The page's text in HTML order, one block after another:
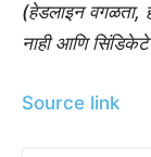
(हेडलाइन वगळता,
नाही आणि
Source link